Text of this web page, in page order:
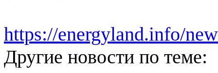
https://energyland.info/
Другие новости по теме: